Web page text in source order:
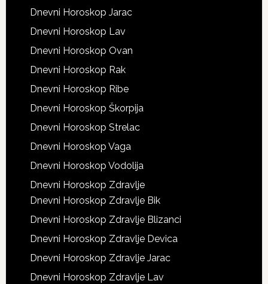
Dnevni Horoskop Jarac
Dnevni Horoskop Lav
Dnevni Horoskop Ovan
Dnevni Horoskop Rak
Dnevni Horoskop Ribe
Dnevni Horoskop Škorpija
Dnevni Horoskop Strelac
Dnevni Horoskop Vaga
Dnevni Horoskop Vodolija
Dnevni Horoskop Zdravlje
Dnevni Horoskop Zdravlje Bik
Dnevni Horoskop Zdravlje Blizanci
Dnevni Horoskop Zdravlje Devica
Dnevni Horoskop Zdravlje Jarac
Dnevni Horoskop Zdravlje Lav